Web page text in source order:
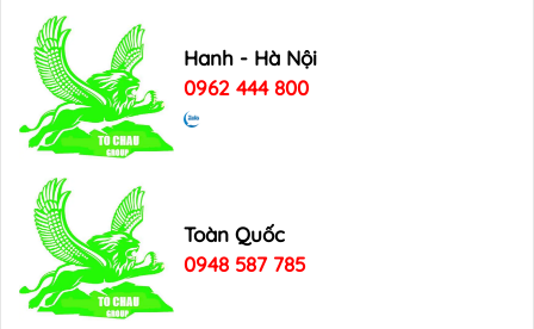
Hanh - Hà Nội
0962 444 800
Toàn Quốc
0948 587 785